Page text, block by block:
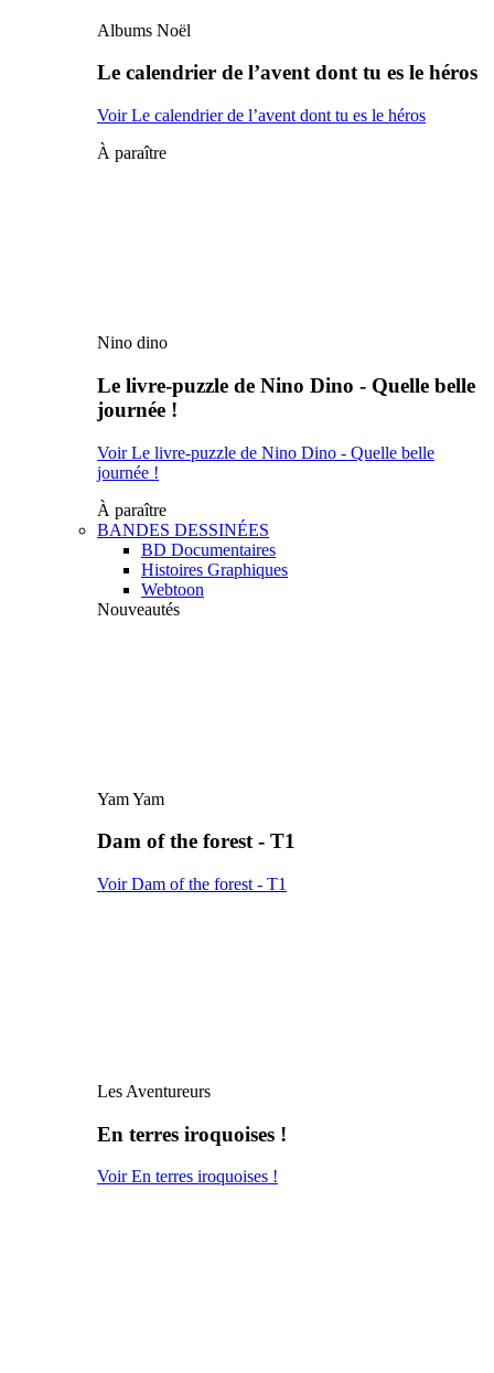
Albums Noël
Le calendrier de l’avent dont tu es le héros
Voir Le calendrier de l’avent dont tu es le héros
À paraître
Nino dino
Le livre-puzzle de Nino Dino - Quelle belle
journée !
Voir Le livre-puzzle de Nino Dino - Quelle belle
journée !
À paraître
BANDES DESSINÉES
BD Documentaires
Histoires Graphiques
Webtoon
Nouveautés
Yam Yam
Dam of the forest - T1
Voir Dam of the forest - T1
Les Aventureurs
En terres iroquoises !
Voir En terres iroquoises !